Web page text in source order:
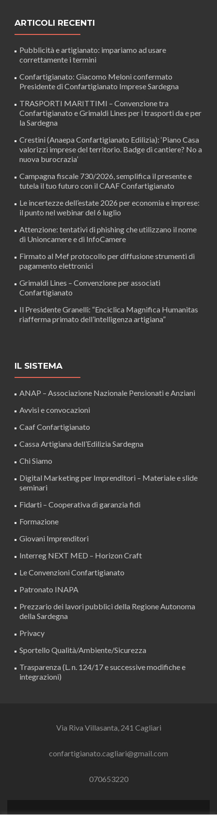
ARTICOLI RECENTI
Pubblicità e artigianato: impariamo ad usare
correttamente i termini
Confartigianato: Giacomo Meloni confermato
Presidente di Confartigianato Imprese Sardegna
TRASPORTI MARITTIMI – Convenzione tra
Confartigianato e Grimaldi Lines per i trasporti da e per
la Sardegna
Crestini (Anaepa Confartigianato Edilizia): ‘Piano Casa
valorizzi imprese del territorio. Badge di cantiere? No a
nuova burocrazia’
Campagna fiscale 730/2026, semplifica il presente e
tutela il tuo futuro con il CAAF Confartigianato
Le incertezze dell’estate 2026 per economia e imprese:
il punto nel webinar del 6 luglio
Attenzione: tentativi di phishing che utilizzano il nome
di Unioncamere e di InfoCamere
Firmato al Mef protocollo per diffusione strumenti di
pagamento elettronici
Grimaldi Lines – Convenzione per associati
Confartigianato
Il Presidente Granelli: “Enciclica Magnifica Humanitas
riafferma primato dell’intelligenza artigiana”
IL SISTEMA
ANAP – Associazione Nazionale Pensionati e Anziani
Avvisi e convocazioni
Caaf Confartigianato
Cassa Artigiana dell’Edilizia Sardegna
Chi Siamo
Digital Marketing per Imprenditori – Materiale e slide
seminari
Fidarti – Cooperativa di garanzia fidi
Formazione
Giovani Imprenditori
Interreg NEXT MED – Horizon Craft
Le Convenzioni Confartigianato
Patronato INAPA
Prezzario dei lavori pubblici della Regione Autonoma
della Sardegna
Privacy
Sportello Qualità/Ambiente/Sicurezza
Trasparenza (L. n. 124/17 e successive modifiche e
integrazioni)
Via Riva Villasanta, 241 Cagliari
confartigianato.cagliari@gmail.com
070653220